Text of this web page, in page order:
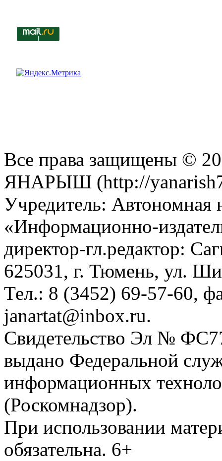
Все права защищены ©
ЯНАРЫШ (http://
Учредитель: Автономная
«Информационно-
директор-гл.редактор:
625031, г. Тюмень, ул.
Тел.: 8 (3452) 69-57-60,
janartat@inbox.ru.
Свидетельство Эл №
выдано Федеральной
информационных
(Роскомнадзор).
При использовании
обязательна. 6+